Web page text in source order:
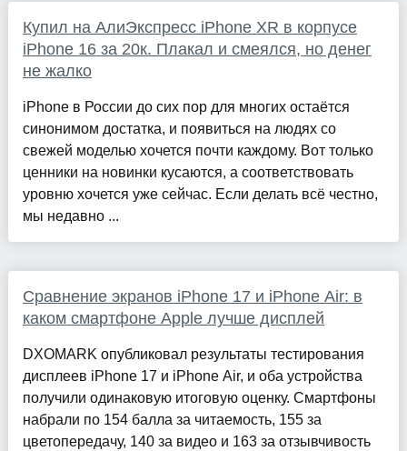
Купил на АлиЭкспресс iPhone XR в корпусе
iPhone 16 за 20к. Плакал и смеялся, но денег
не жалко
iPhone в России до сих пор для многих остаётся
синонимом достатка, и появиться на людях со
свежей моделью хочется почти каждому. Вот только
ценники на новинки кусаются, а соответствовать
уровню хочется уже сейчас. Если делать всё честно,
мы недавно ...
Сравнение экранов iPhone 17 и iPhone Air: в
каком смартфоне Apple лучше дисплей
DXOMARK опубликовал результаты тестирования
дисплеев iPhone 17 и iPhone Air, и оба устройства
получили одинаковую итоговую оценку. Смартфоны
набрали по 154 балла за читаемость, 155 за
цветопередачу, 140 за видео и 163 за отзывчивость